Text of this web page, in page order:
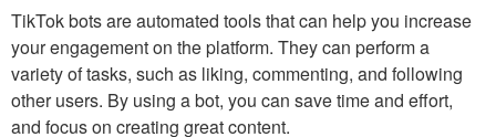
TikTok bots are automated tools that can help you increase
your engagement on the platform. They can perform a
variety of tasks, such as liking, commenting, and following
other users. By using a bot, you can save time and effort,
and focus on creating great content.